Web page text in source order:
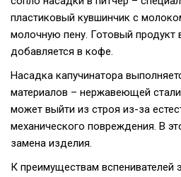
пластиковый кувшинчик с
молочную пену. Готовый продукт
добавляется в кофе.
Насадка капучинатора
материалов – нержавеющей
может выйти из строя из-за
механического повреждения. В
замена изделия.
К преимуществам вспенивателей